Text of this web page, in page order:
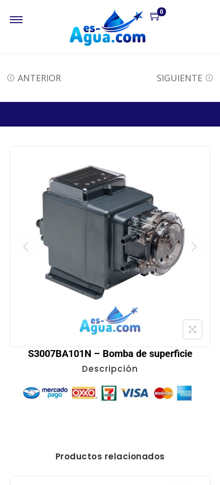
0
ANTERIOR SIGUIENTE
S3007BA101N – Bomba de superficie
Descripción
Productos relacionados